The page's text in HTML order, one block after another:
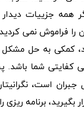
را فراموش نمی
کمکی به حل مشکل
کفایتی شما
جبران است،
برنامه ریزی